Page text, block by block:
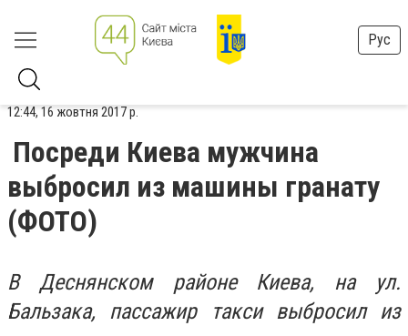
Рус
12:44, 16 жовтня 2017 р.
Посреди Киева мужчина
выбросил из машины гранату
(ФОТО)
В Деснянском районе Киева, на ул.
Бальзака, пассажир такси выбросил из